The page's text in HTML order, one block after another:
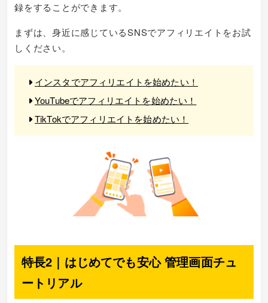
録をすることができます。
まずは、身近に感じているSNSでアフィリエイトをお試
しください。
インスタでアフィリエイトを始めたい！
YouTubeでアフィリエイトを始めたい！
TikTokでアフィリエイトを始めたい！
特長2｜はじめてでも安心 管理画面チュ
ートリアル